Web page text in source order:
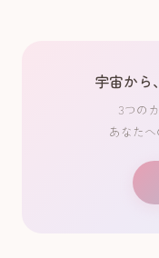
宇宙から
3つの
あなたへ